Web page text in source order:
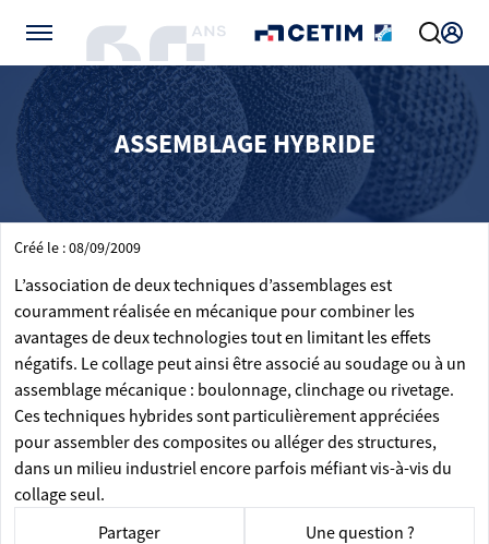
ASSEMBLAGE HYBRIDE
Créé le : 08/09/2009
L’association de deux techniques d’assemblages est
couramment réalisée en mécanique pour combiner les
avantages de deux technologies tout en limitant les effets
négatifs. Le collage peut ainsi être associé au soudage ou à un
assemblage mécanique : boulonnage, clinchage ou rivetage.
Ces techniques hybrides sont particulièrement appréciées
pour assembler des composites ou alléger des structures,
dans un milieu industriel encore parfois méfiant vis-à-vis du
collage seul.
Partager
Une question ?